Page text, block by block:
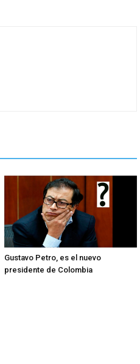
Gustavo Petro, es el nuevo
presidente de Colombia